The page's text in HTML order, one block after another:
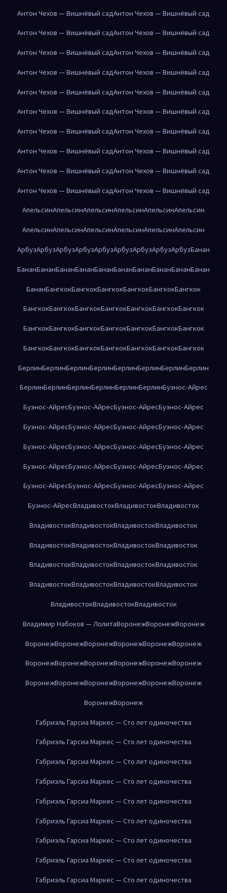
Антон Чехов — Вишнёвый садАнтон Чехов — Вишнёвый сад
Антон Чехов — Вишнёвый садАнтон Чехов — Вишнёвый сад
Антон Чехов — Вишнёвый садАнтон Чехов — Вишнёвый сад
Антон Чехов — Вишнёвый садАнтон Чехов — Вишнёвый сад
Антон Чехов — Вишнёвый садАнтон Чехов — Вишнёвый сад
Антон Чехов — Вишнёвый садАнтон Чехов — Вишнёвый сад
Антон Чехов — Вишнёвый садАнтон Чехов — Вишнёвый сад
Антон Чехов — Вишнёвый садАнтон Чехов — Вишнёвый сад
Антон Чехов — Вишнёвый садАнтон Чехов — Вишнёвый сад
Антон Чехов — Вишнёвый садАнтон Чехов — Вишнёвый сад
АпельсинАпельсинАпельсинАпельсинАпельсинАпельсин
АпельсинАпельсинАпельсинАпельсинАпельсинАпельсин
АрбузАрбузАрбузАрбузАрбузАрбузАрбузАрбузАрбузБанан
БананБананБананБананБананБананБананБананБананБанан
БананБангкокБангкокБангкокБангкокБангкокБангкок
БангкокБангкокБангкокБангкокБангкокБангкокБангкок
БангкокБангкокБангкокБангкокБангкокБангкокБангкок
БангкокБангкокБангкокБангкокБангкокБангкокБангкок
БерлинБерлинБерлинБерлинБерлинБерлинБерлинБерлин
БерлинБерлинБерлинБерлинБерлинБерлинБуэнос-Айрес
Буэнос-АйресБуэнос-АйресБуэнос-АйресБуэнос-Айрес
Буэнос-АйресБуэнос-АйресБуэнос-АйресБуэнос-Айрес
Буэнос-АйресБуэнос-АйресБуэнос-АйресБуэнос-Айрес
Буэнос-АйресБуэнос-АйресБуэнос-АйресБуэнос-Айрес
Буэнос-АйресБуэнос-АйресБуэнос-АйресБуэнос-Айрес
Буэнос-АйресВладивостокВладивостокВладивосток
ВладивостокВладивостокВладивостокВладивосток
ВладивостокВладивостокВладивостокВладивосток
ВладивостокВладивостокВладивостокВладивосток
ВладивостокВладивостокВладивостокВладивосток
ВладивостокВладивостокВладивосток
Владимир Набоков — ЛолитаВоронежВоронежВоронеж
ВоронежВоронежВоронежВоронежВоронежВоронеж
ВоронежВоронежВоронежВоронежВоронежВоронеж
ВоронежВоронежВоронежВоронежВоронежВоронеж
ВоронежВоронеж
Габриэль Гарсиа Маркес — Сто лет одиночества
Габриэль Гарсиа Маркес — Сто лет одиночества
Габриэль Гарсиа Маркес — Сто лет одиночества
Габриэль Гарсиа Маркес — Сто лет одиночества
Габриэль Гарсиа Маркес — Сто лет одиночества
Габриэль Гарсиа Маркес — Сто лет одиночества
Габриэль Гарсиа Маркес — Сто лет одиночества
Габриэль Гарсиа Маркес — Сто лет одиночества
Габриэль Гарсиа Маркес — Сто лет одиночества